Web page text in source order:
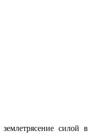
силой в